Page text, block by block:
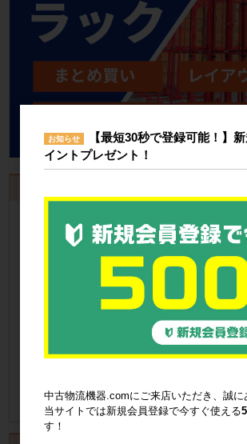
するといつでも発行可
見積書の発行手順についてご案内
見積書発行手順について
納品書の発行手順についてご案
納品書発行手順について
お知らせ
【最短30秒で登録可能！】
イントプレゼント！
中古物流機器.comにご来店いただき、誠に
当サイトでは新規会員登録で今すぐ使える
す！